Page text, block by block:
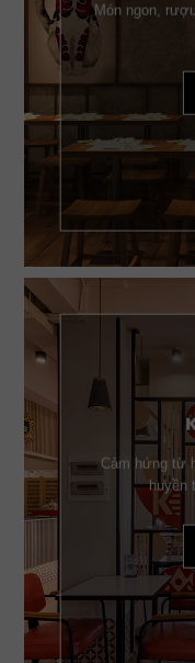
Món ngon,
Cảm hứng từ
huyền